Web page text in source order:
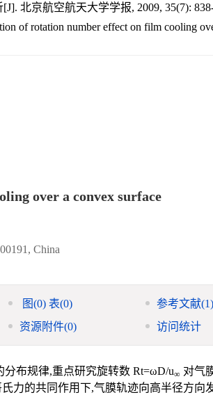
北京航空航天大学学报, 2009, 35(7):
of rotation number effect on film cooling
over a convex surface
China
图(0)表(0) 参考文献(1)
资源附件(0) 访问统计
分布规律,重点研究旋转数 Rt=ωD/u∞ 对气
力的共同作用下,气膜轨迹向高半径方向